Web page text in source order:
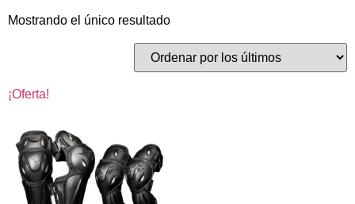
Mostrando el único resultado
¡Oferta!